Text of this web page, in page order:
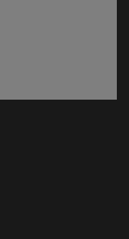
ventana)
ventana)